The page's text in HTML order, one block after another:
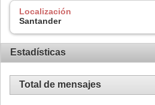
Localización
Santander
Estadísticas
Total de mensajes